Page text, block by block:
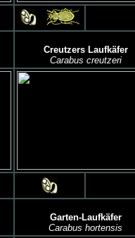
Creutzers Laufkäfer
Carabus creutzeri
Garten-Laufkäfer
Carabus hortensis